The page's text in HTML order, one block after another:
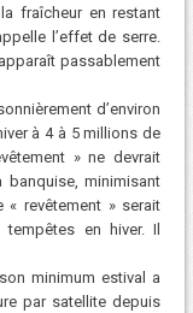
fraîcheur en restant
l’effet de serre.
passablement
d’environ
à 4 à 5 millions de
» ne devrait
minimisant
« revêtement » serait
en hiver. Il
minimum estival a
par satellite depuis